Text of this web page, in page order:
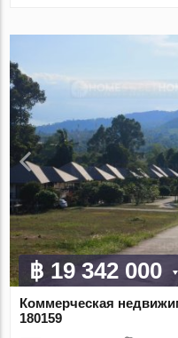
฿ 19 342 000
Коммерческая
180159